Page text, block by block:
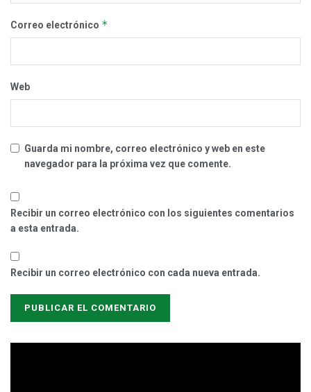
Correo electrónico *
Web
Guarda mi nombre, correo electrónico y web en este
navegador para la próxima vez que comente.
Recibir un correo electrónico con los siguientes comentarios
a esta entrada.
Recibir un correo electrónico con cada nueva entrada.